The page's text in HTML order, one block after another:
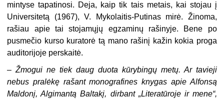
mintyse tapatinosi. Deja, kaip tik tais metais, kai stojau į
Universitetą (1967), V. Mykolaitis-Putinas mirė. Žinoma,
rašiau apie tai stojamųjų egzaminų rašinyje. Bene po
pusmečio kurso kuratorė tą mano rašinį kažin kokia proga
auditorijoje perskaitė.
– Žmogui ne tiek daug duota kūrybingų metų. Ar tavieji
nebus pralėkę rašant monografines knygas apie Alfonsą
Maldonį, Algimantą Baltakį, dirbant „Literatūroje ir mene“,